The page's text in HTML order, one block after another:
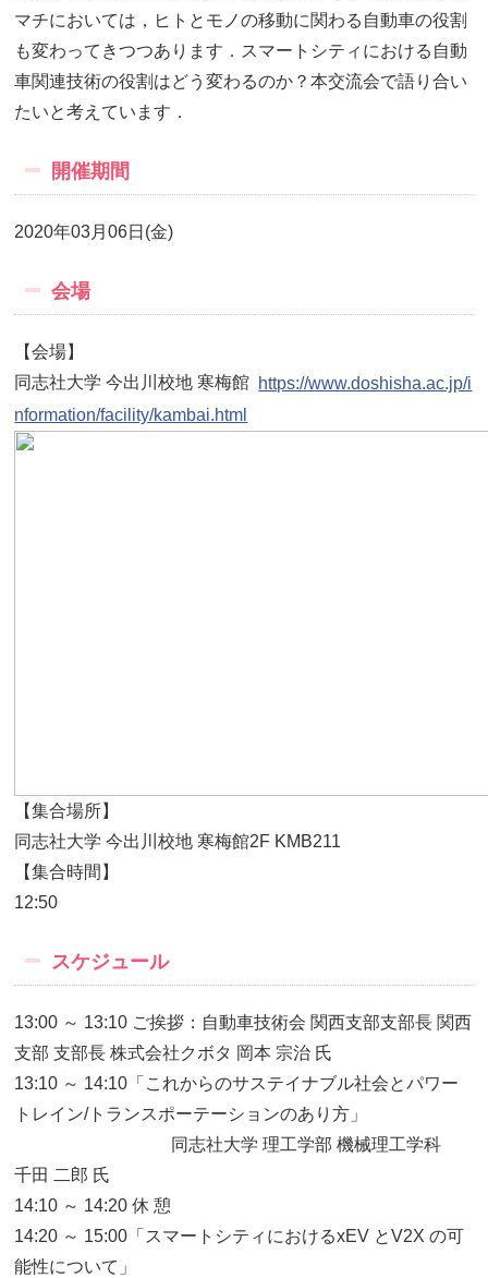
マチにおいては，ヒトとモノの移動に関わる自動車の役割
も変わってきつつあります．スマートシティにおける自動
車関連技術の役割はどう変わるのか？本交流会で語り合い
たいと考えています．
開催期間
2020年03月06日(金)
会場
【会場】
同志社大学 今出川校地 寒梅館 https://www.doshisha.ac.jp/i
nformation/facility/kambai.html
【集合場所】
同志社大学 今出川校地 寒梅館2F KMB211
【集合時間】
12:50
スケジュール
13:00 ～ 13:10 ご挨拶：自動車技術会 関西支部支部長 関西
支部 支部長 株式会社クボタ 岡本 宗治 氏
13:10 ～ 14:10「これからのサステイナブル社会とパワー
トレイン/トランスポーテーションのあり方」
同志社大学 理工学部 機械理工学科
千田 二郎 氏
14:10 ～ 14:20 休 憩
14:20 ～ 15:00「スマートシティにおけるxEV とV2X の可
能性について」